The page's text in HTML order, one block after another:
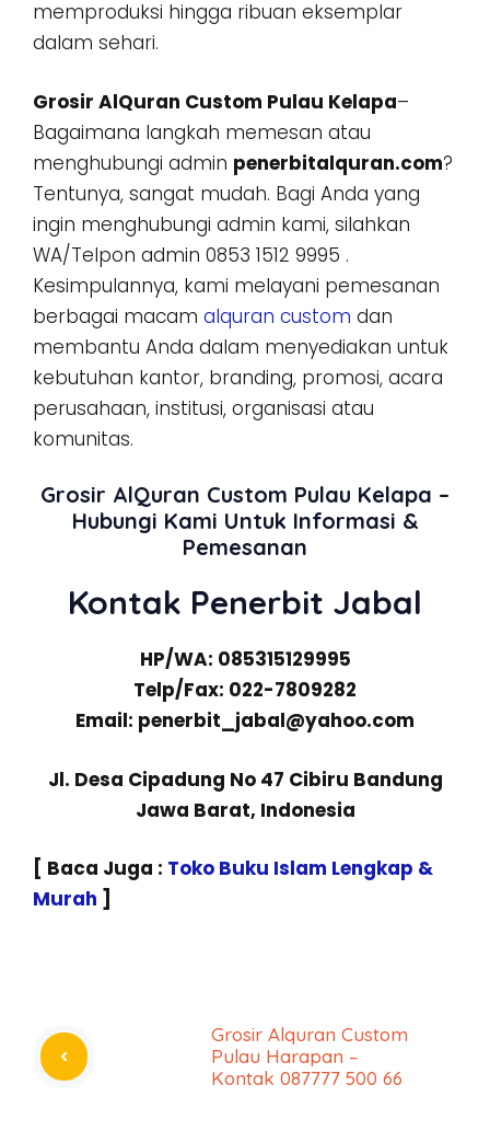
memproduksi hingga ribuan eksemplar
dalam sehari.
Grosir AlQuran Custom Pulau Kelapa–
Bagaimana langkah memesan atau
menghubungi admin penerbitalquran.com?
Tentunya, sangat mudah. Bagi Anda yang
ingin menghubungi admin kami, silahkan
WA/Telpon admin 0853 1512 9995 .
Kesimpulannya, kami melayani pemesanan
berbagai macam alquran custom dan
membantu Anda dalam menyediakan untuk
kebutuhan kantor, branding, promosi, acara
perusahaan, institusi, organisasi atau
komunitas.
Grosir AlQuran Custom Pulau Kelapa –
Hubungi Kami Untuk Informasi &
Pemesanan
Kontak Penerbit Jabal
HP/WA: 085315129995
Telp/Fax: 022-7809282
Email: penerbit_jabal@yahoo.com
Jl. Desa Cipadung No 47 Cibiru Bandung
Jawa Barat, Indonesia
[ Baca Juga : Toko Buku Islam Lengkap &
Murah ]
Grosir Alquran Custom
Pulau Harapan –
Kontak 087777 500 66